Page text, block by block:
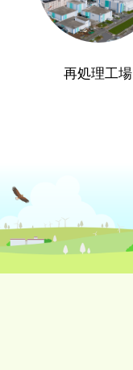
再処理工場